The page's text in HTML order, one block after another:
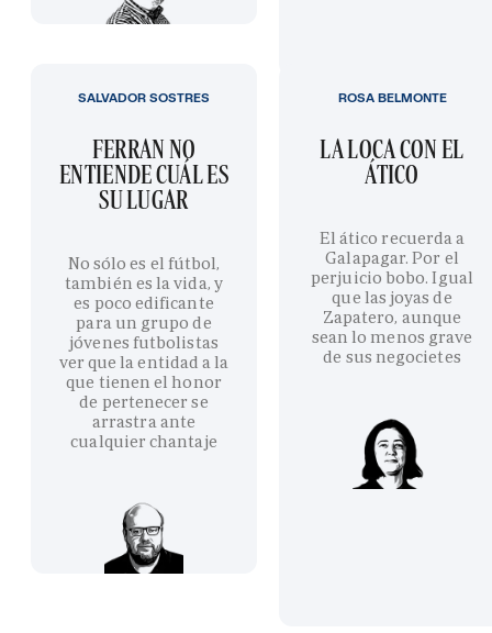
FERRAN NO
ENTIENDE CUÁL ES
SU LUGAR
No sólo es el fútbol,
también es la vida, y
es poco edificante
para un grupo de
jóvenes futbolistas
ver que la entidad a la
que tienen el honor
de pertenecer se
arrastra ante
cualquier chantaje
SALVADOR SOSTRES
LA LOCA CON EL
ÁTICO
El ático recuerda a
Galapagar. Por el
perjuicio bobo. Igual
que las joyas de
Zapatero, aunque
sean lo menos grave
de sus negocietes
ROSA BELMONTE